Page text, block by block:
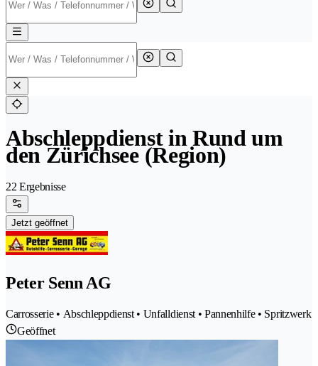
Abschleppdienst in Rund um
den Zürichsee (Region)
22 Ergebnisse
Jetzt geöffnet
Peter Senn AG
Carrosserie • Abschleppdienst • Unfalldienst • Pannenhilfe • Spritzwerk
Geöffnet